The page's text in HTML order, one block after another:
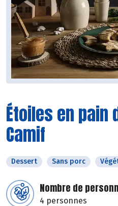
Étoiles en pain
Camif
Dessert Sans porc
Nombre de
4 personnes